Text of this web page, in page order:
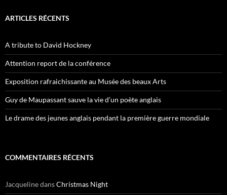
ARTICLES RÉCENTS
A tribute to David Hockney
Attention report de la conférence
Exposition rafraichissante au Musée des beaux Arts
Guy de Maupassant sauve la vie d’un poète anglais
Le drame des jeunes anglais pendant la première guerre mondiale
COMMENTAIRES RÉCENTS
JacquelinedansChristmas Night